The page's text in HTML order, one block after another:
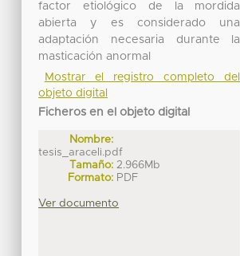
factor etiológico de la mordida
abierta y es considerado una
adaptación necesaria durante la
masticación anormal
Mostrar el registro completo del
objeto digital
Ficheros en el objeto digital
Nombre:
tesis_araceli.pdf
Tamaño: 2.966Mb
Formato: PDF
Ver documento